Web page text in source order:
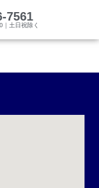
7561
土日祝除く